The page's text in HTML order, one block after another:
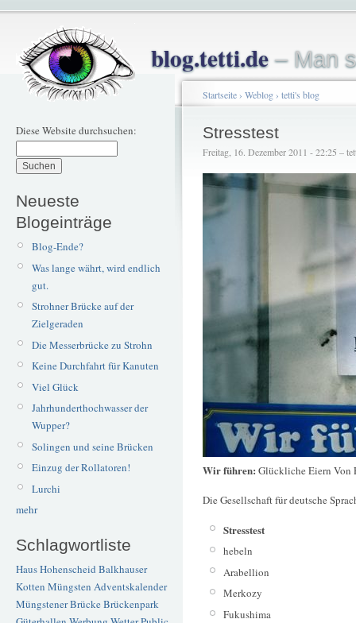
blog.tetti.de– Man
Diese Website durchsuchen:
Neueste
Blogeinträge
Blog-Ende?
Was lange währt, wird endlich
gut.
Strohner Brücke auf der
Zielgeraden
Die Messerbrücke zu Strohn
Keine Durchfahrt für Kanuten
Viel Glück
Jahrhunderthochwasser der
Wupper?
Solingen und seine Brücken
Einzug der Rollatoren!
Lurchi
mehr
Schlagwortliste
Haus Hohenscheid Balkhauser
Kotten Müngsten Adventskalender
Müngstener BrückeBrückenpark
Startseite› Weblog› tetti's blog
Stresstest
Freitag, 16. Dezember 2011 - 22:25 –
Wir führen: Glückliche Eiern Von
Die Gesellschaft für deutsche
Stresstest
hebeln
Arabellion
Merkozy
Fukushima